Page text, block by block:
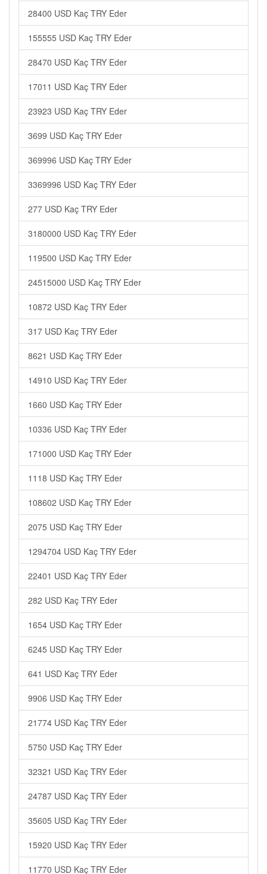
28400 USD Kaç TRY Eder
155555 USD Kaç TRY Eder
28470 USD Kaç TRY Eder
17011 USD Kaç TRY Eder
23923 USD Kaç TRY Eder
3699 USD Kaç TRY Eder
369996 USD Kaç TRY Eder
3369996 USD Kaç TRY Eder
277 USD Kaç TRY Eder
3180000 USD Kaç TRY Eder
119500 USD Kaç TRY Eder
24515000 USD Kaç TRY Eder
10872 USD Kaç TRY Eder
317 USD Kaç TRY Eder
8621 USD Kaç TRY Eder
14910 USD Kaç TRY Eder
1660 USD Kaç TRY Eder
10336 USD Kaç TRY Eder
171000 USD Kaç TRY Eder
1118 USD Kaç TRY Eder
108602 USD Kaç TRY Eder
2075 USD Kaç TRY Eder
1294704 USD Kaç TRY Eder
22401 USD Kaç TRY Eder
282 USD Kaç TRY Eder
1654 USD Kaç TRY Eder
6245 USD Kaç TRY Eder
641 USD Kaç TRY Eder
9906 USD Kaç TRY Eder
21774 USD Kaç TRY Eder
5750 USD Kaç TRY Eder
32321 USD Kaç TRY Eder
24787 USD Kaç TRY Eder
35605 USD Kaç TRY Eder
15920 USD Kaç TRY Eder
11770 USD Kaç TRY Eder